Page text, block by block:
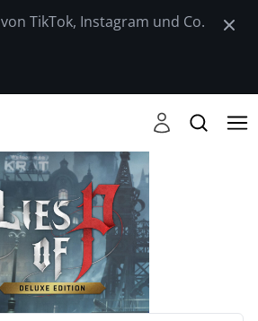
von TikTok, Instagram und Co.